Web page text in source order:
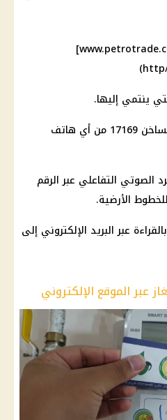
1. عن موقع بتروتريد [www.petrotrade.com.eg]
3. عن طريق الاتصال بالخط الساخن 17169 من أي هاتف
الصوتي التفاعلي عبر الرقم
عبر الموقع الإلكتروني